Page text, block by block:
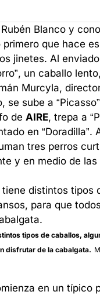
Blanco y
que hace
jinetes. Al
un caballo
Murcyla,
se sube a
deAIRE, trepa a
en “Doradilla”.
tres perros
y en medio de las
tipos de caballos,
disfrutar de la cabalgata.
en un típico